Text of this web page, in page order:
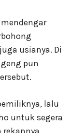
usianya. Di
pun
lalu
untuk segera